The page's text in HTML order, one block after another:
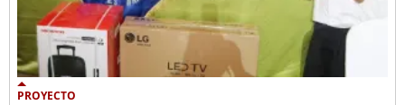
PROYECTO